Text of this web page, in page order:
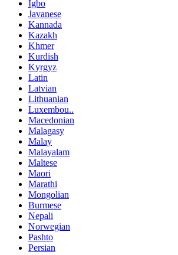
Igbo
Javanese
Kannada
Kazakh
Khmer
Kurdish
Kyrgyz
Latin
Latvian
Lithuanian
Luxembou..
Macedonian
Malagasy
Malay
Malayalam
Maltese
Maori
Marathi
Mongolian
Burmese
Nepali
Norwegian
Pashto
Persian